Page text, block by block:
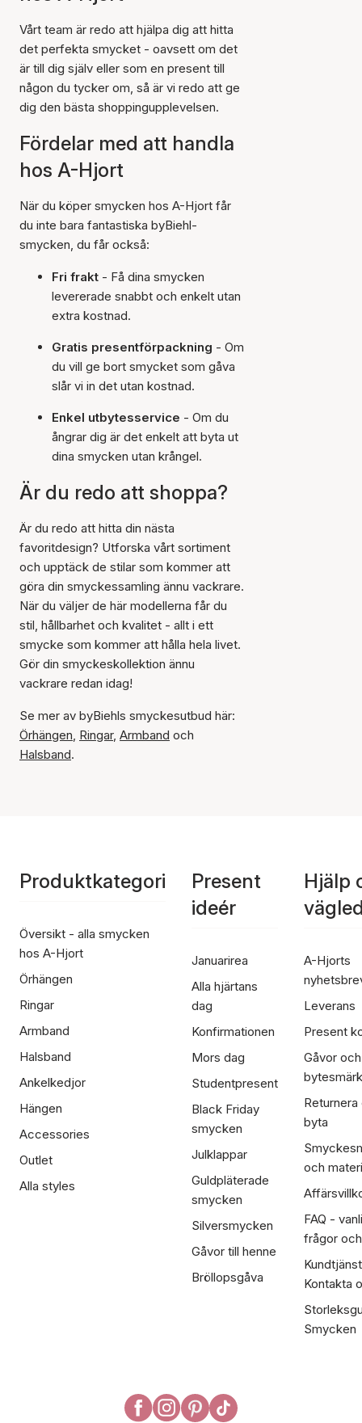
Vårt team är redo att hjälpa dig att hitta
det perfekta smycket - oavsett om det
är till dig själv eller som en present till
någon du tycker om, så är vi redo att ge
dig den bästa shoppingupplevelsen.
Fördelar med att handla
hos A-Hjort
När du köper smycken hos A-Hjort får
du inte bara fantastiska byBiehl-
smycken, du får också:
Fri frakt - Få dina smycken
levererade snabbt och enkelt utan
extra kostnad.
Gratis presentförpackning - Om
du vill ge bort smycket som gåva
slår vi in det utan kostnad.
Enkel utbytesservice - Om du
ångrar dig är det enkelt att byta ut
dina smycken utan krångel.
Är du redo att shoppa?
Är du redo att hitta din nästa
favoritdesign? Utforska vårt sortiment
och upptäck de stilar som kommer att
göra din smyckessamling ännu vackrare.
När du väljer de här modellerna får du
stil, hållbarhet och kvalitet - allt i ett
smycke som kommer att hålla hela livet.
Gör din smyckeskollektion ännu
vackrare redan idag!
Se mer av byBiehls smyckesutbud här:
Örhängen, Ringar, Armband och
Halsband.
Produktkategori
Översikt - alla smycken
hos A-Hjort
Örhängen
Ringar
Armband
Halsband
Ankelkedjor
Hängen
Accessories
Outlet
Alla styles
Present
ideér
Januarirea
Alla hjärtans
dag
Konfirmationen
Mors dag
Studentpresent
Black Friday
smycken
Julklappar
Guldpläterade
smycken
Silversmycken
Gåvor till henne
Bröllopsgåva
Hjälp
A-Hjorts
Leverans
Present
Gåvor och
Returnera
byta
och
FAQ -
frågor
Kontakta
Smycken